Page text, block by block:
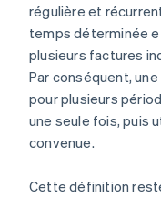
régulière et
temps déterminée
plusieurs factures
Par conséquent,
pour plusieurs
une seule fois, puis
convenue.
Cette définition